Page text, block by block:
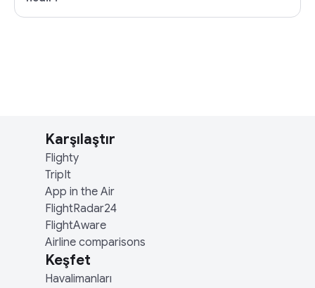
Karşılaştır
Flighty
TripIt
App in the Air
FlightRadar24
FlightAware
Airline comparisons
Keşfet
Havalimanları